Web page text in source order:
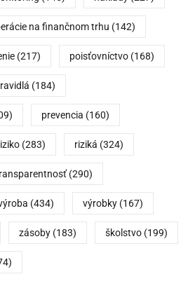
na finančnom trhu (142)
(217) poisťovníctvo (168)
(184)
prevencia (160)
(283) riziká (324)
(290)
(434) výrobky (167)
zásoby (183) školstvo (199)